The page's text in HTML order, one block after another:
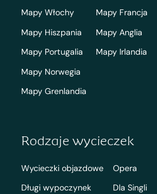
Mapy Włochy
Mapy Hiszpania
Mapy Portugalia
Mapy Norwegia
Mapy Grenlandia
Mapy Francja
Mapy Anglia
Mapy Irlandia
Rodzaje wycieczek
Wycieczki objazdowe
Długi wypoczynek
Opera
Dla Singli